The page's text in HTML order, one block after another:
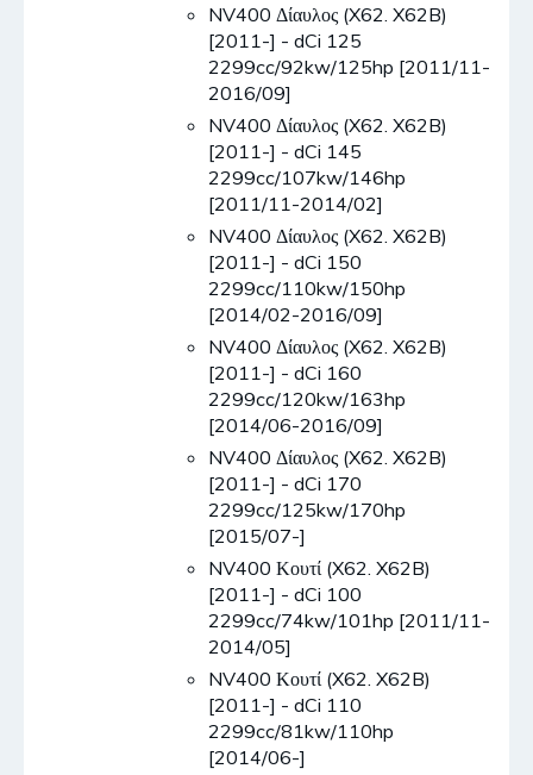
NV400 Δίαυλος (X62. X62B)
[2011-] - dCi 125
2299cc/92kw/125hp [2011/11-
2016/09]
NV400 Δίαυλος (X62. X62B)
[2011-] - dCi 145
2299cc/107kw/146hp
[2011/11-2014/02]
NV400 Δίαυλος (X62. X62B)
[2011-] - dCi 150
2299cc/110kw/150hp
[2014/02-2016/09]
NV400 Δίαυλος (X62. X62B)
[2011-] - dCi 160
2299cc/120kw/163hp
[2014/06-2016/09]
NV400 Δίαυλος (X62. X62B)
[2011-] - dCi 170
2299cc/125kw/170hp
[2015/07-]
NV400 Κουτί (X62. X62B)
[2011-] - dCi 100
2299cc/74kw/101hp [2011/11-
2014/05]
NV400 Κουτί (X62. X62B)
[2011-] - dCi 110
2299cc/81kw/110hp
[2014/06-]